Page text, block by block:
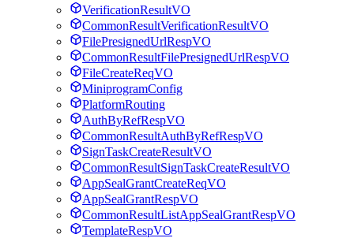
VerificationResultVO
CommonResultVerificationResultVO
FilePresignedUrlRespVO
CommonResultFilePresignedUrlRespVO
FileCreateReqVO
MiniprogramConfig
PlatformRouting
AuthByRefRespVO
CommonResultAuthByRefRespVO
SignTaskCreateResultVO
CommonResultSignTaskCreateResultVO
AppSealGrantCreateReqVO
AppSealGrantRespVO
CommonResultListAppSealGrantRespVO
TemplateRespVO